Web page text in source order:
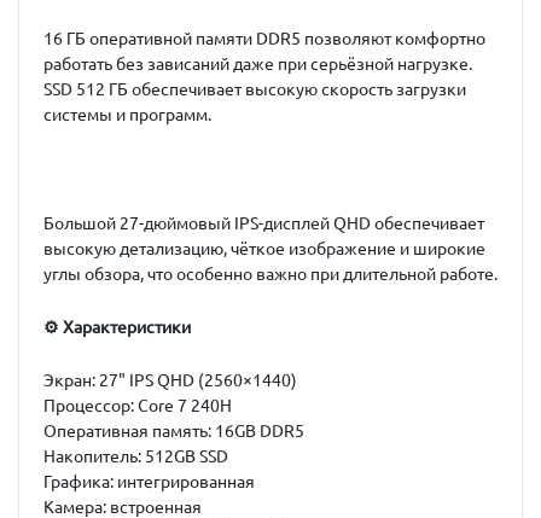
16 ГБ оперативной памяти DDR5 позволяют комфортно
работать без зависаний даже при серьёзной нагрузке.
SSD 512 ГБ обеспечивает высокую скорость загрузки
системы и программ.
Большой 27-дюймовый IPS-дисплей QHD обеспечивает
высокую детализацию, чёткое изображение и широкие
углы обзора, что особенно важно при длительной работе.
⚙ Характеристики
Экран: 27" IPS QHD (2560×1440)
Процессор:Core 7 240H
Оперативная память: 16GB DDR5
Накопитель: 512GB SSD
Графика: интегрированная
Камера: встроенная